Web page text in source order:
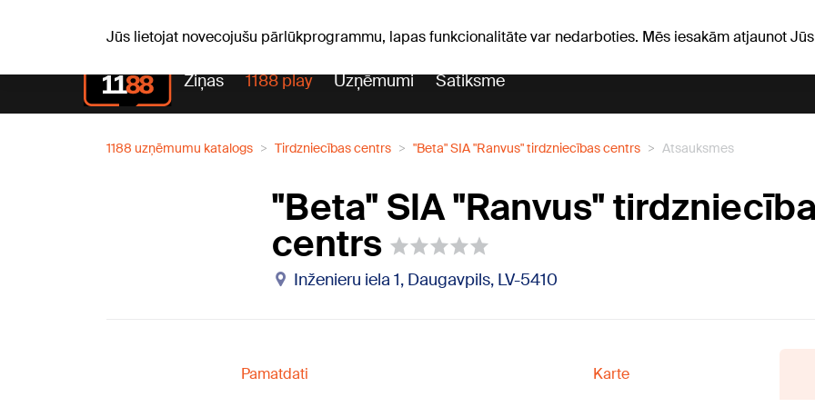
Jūs lietojat novecojušu pārlūkprogrammu, lapas funkcionalitāte var nedarboties. Mēs iesakām atjaunot
Ziņas 1188 play Uzņēmumi Satiksme
1188 uzņēmumu katalogs Tirdzniecības centrs "Beta" SIA "Ranvus" tirdzniecības centrs Atsauksmes
"Beta" SIA "Ranvus"
centrs
Inženieru iela 1, Daugavpils, LV-5410
Pamatdati Karte